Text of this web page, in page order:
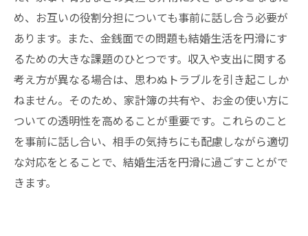
め、お互いの役割分担についても事前に話し合う必要が
あります。また、金銭面での問題も結婚生活を円滑にす
るための大きな課題のひとつです。収入や支出に関する
考え方が異なる場合は、思わぬトラブルを引き起こしか
ねません。そのため、家計簿の共有や、お金の使い方に
ついての透明性を高めることが重要です。これらのこと
を事前に話し合い、相手の気持ちにも配慮しながら適切
な対応をとることで、結婚生活を円滑に過ごすことがで
きます。